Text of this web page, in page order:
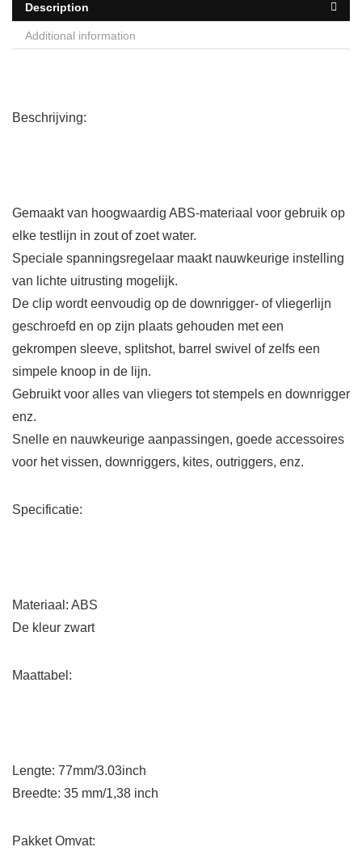
Description
Additional information
Beschrijving:
Gemaakt van hoogwaardig ABS-materiaal voor gebruik op
elke testlijn in zout of zoet water.
Speciale spanningsregelaar maakt nauwkeurige instelling
van lichte uitrusting mogelijk.
De clip wordt eenvoudig op de downrigger- of vliegerlijn
geschroefd en op zijn plaats gehouden met een
gekrompen sleeve, splitshot, barrel swivel of zelfs een
simpele knoop in de lijn.
Gebruikt voor alles van vliegers tot stempels en downrigger
enz.
Snelle en nauwkeurige aanpassingen, goede accessoires
voor het vissen, downriggers, kites, outriggers, enz.
Specificatie:
Materiaal: ABS
De kleur zwart
Maattabel:
Lengte: 77mm/3.03inch
Breedte: 35 mm/1,38 inch
Pakket Omvat: